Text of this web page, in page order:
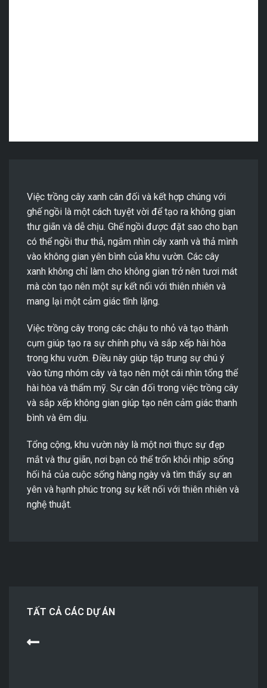
Việc trồng cây xanh cân đối và kết hợp chúng với
ghế ngồi là một cách tuyệt vời để tạo ra không gian
thư giãn và dễ chịu. Ghế ngồi được đặt sao cho bạn
có thể ngồi thư thả, ngắm nhìn cây xanh và thả mình
vào không gian yên bình của khu vườn. Các cây
xanh không chỉ làm cho không gian trở nên tươi mát
mà còn tạo nên một sự kết nối với thiên nhiên và
mang lại một cảm giác tĩnh lặng.
Việc trồng cây trong các chậu to nhỏ và tạo thành
cụm giúp tạo ra sự chính phụ và sắp xếp hài hòa
trong khu vườn. Điều này giúp tập trung sự chú ý
vào từng nhóm cây và tạo nên một cái nhìn tổng thể
hài hòa và thẩm mỹ. Sự cân đối trong việc trồng cây
và sắp xếp không gian giúp tạo nên cảm giác thanh
bình và êm dịu.
Tổng cộng, khu vườn này là một nơi thực sự đẹp
mắt và thư giãn, nơi bạn có thể trốn khỏi nhịp sống
hối hả của cuộc sống hàng ngày và tìm thấy sự an
yên và hạnh phúc trong sự kết nối với thiên nhiên và
nghệ thuật.
TẤT CẢ CÁC DỰ ÁN